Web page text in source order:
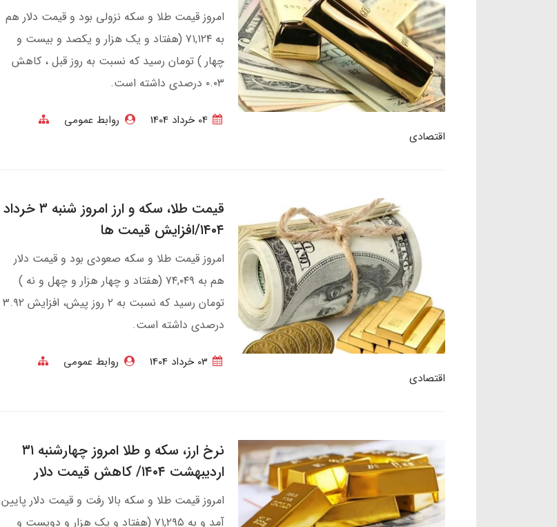
امروز قیمت طلا و سکه نزولی بود و قیمت دلار هم
به ۷۱,۱۲۴ (هفتاد و یک هزار و یکصد و بیست و
چهار ) تومان رسید که نسبت به روز قبل ، کاهش
۰.۰۳ درصدی داشته است.
04 خرداد 1404
روابط عمومی
اقتصادی
قیمت طلا، سکه و ارز امروز شنبه ۳ خرداد
۱۴۰۴/افزایش قیمت ها
امروز قیمت طلا و سکه صعودی بود و قیمت دلار
هم به ۷۴,۰۴۹ (هفتاد و چهار هزار و چهل و نه )
تومان رسید که نسبت به ۲ روز پیش، افزایش ۳.۹۲
درصدی داشته است.
روابط عمومی
اقتصادی
نرخ ارز، سکه و طلا امروز چهارشنبه ۳۱
اردیبهشت ۱۴۰۴/ کاهش قیمت دلار
امروز قیمت طلا و سکه بالا رفت و قیمت دلار پایین
آمد و به ۷۱,۲۹۵ (هفتاد و یک هزار و دویست و